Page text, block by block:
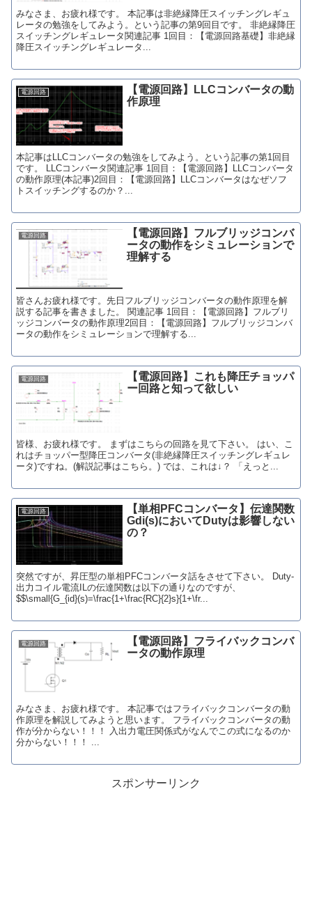
みなさま、お疲れ様です。 本記事は非絶縁降圧スイッチングレギュ
レータの勉強をしてみよう。という記事の第9回目です。 非絶縁降圧
スイッチングレギュレータ関連記事 1回目：【電源回路基礎】非絶縁
降圧スイッチングレギュレータ...
電源回路
【電源回路】LLCコンバータの動
作原理
本記事はLLCコンバータの勉強をしてみよう。という記事の第1回目
です。 LLCコンバータ関連記事 1回目：【電源回路】LLCコンバータ
の動作原理(本記事)2回目：【電源回路】LLCコンバータはなぜソフ
トスイッチングするのか？...
電源回路
【電源回路】フルブリッジコンバ
ータの動作をシミュレーションで
理解する
皆さんお疲れ様です。先日フルブリッジコンバータの動作原理を解
説する記事を書きました。 関連記事 1回目：【電源回路】フルブリ
ッジコンバータの動作原理2回目：【電源回路】フルブリッジコンバ
ータの動作をシミュレーションで理解する...
電源回路
【電源回路】これも降圧チョッパ
ー回路と知って欲しい
皆様、お疲れ様です。 まずはこちらの回路を見て下さい。 はい、こ
れはチョッパー型降圧コンバータ(非絶縁降圧スイッチングレギュレ
ータ)ですね。(解説記事はこちら。) では、これは↓？ 「えっと...
電源回路
【単相PFCコンバータ】伝達関数
Gdi(s)においてDutyは影響しない
の？
突然ですが、昇圧型の単相PFCコンバータ話をさせて下さい。 Duty-
出力コイル電流ILの伝達関数は以下の通りなのですが、
$$\small{G_{id}(s)=\frac{1+\frac{RC}{2}s}{1+\fr...
電源回路
【電源回路】フライバックコンバ
ータの動作原理
みなさま、お疲れ様です。 本記事ではフライバックコンバータの動
作原理を解説してみようと思います。 フライバックコンバータの動
作が分からない！！！ 入出力電圧関係式がなんでこの式になるのか
分からない！！！ ...
スポンサーリンク